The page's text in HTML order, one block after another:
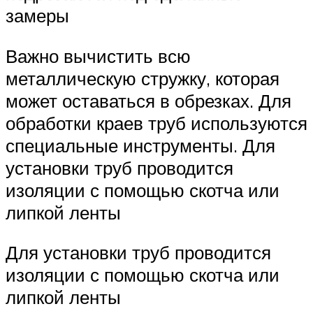
замеры
Важно вычистить всю
металлическую стружку, которая
может оставаться в обрезках. Для
обработки краев труб используются
специальные инструменты. Для
установки труб проводится
изоляции с помощью скотча или
липкой ленты
Для установки труб проводится
изоляции с помощью скотча или
липкой ленты